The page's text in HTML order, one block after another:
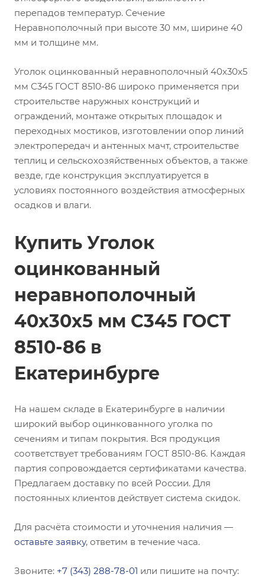
перепадов температур. Сечение
Неравнополочный при высоте 30 мм, ширине 40
мм и толщине мм.
Уголок оцинкованный неравнополочный 40х30х5
мм С345 ГОСТ 8510-86 широко применяется при
строительстве наружных конструкций и
ограждений, монтаже открытых площадок и
переходных мостиков, изготовлении опор линий
электропередач и антенных мачт, строительстве
теплиц и сельскохозяйственных объектов, а также
везде, где конструкция эксплуатируется в
условиях постоянного воздействия атмосферных
осадков и влаги.
Купить Уголок
оцинкованный
неравнополочный
40х30х5 мм С345 ГОСТ
8510-86 в
Екатеринбурге
На нашем складе в Екатеринбурге в наличии
широкий выбор оцинкованного уголка по
сечениям и типам покрытия. Вся продукция
соответствует требованиям ГОСТ 8510-86. Каждая
партия сопровождается сертификатами качества.
Предлагаем доставку по всей России. Для
постоянных клиентов действует система скидок.
Для расчёта стоимости и уточнения наличия —
оставьте заявку, ответим в течение часа.
Звоните: +7 (343) 288-78-01 или пишите на почту: